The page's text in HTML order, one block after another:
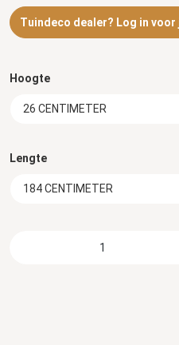
Tuindeco dealer? Log in voor
Hoogte
26 CENTIMETER
Lengte
184 CENTIMETER